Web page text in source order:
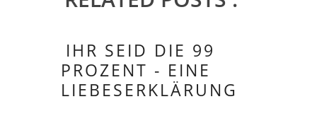
IHR SEID DIE 99
PROZENT - EINE
LIEBESERKLÄRUNG